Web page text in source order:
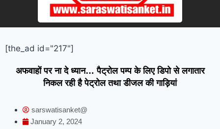
[the_ad id="217"]
अफवाहों पर ना दे ध्यान… पैट्रोल पम्प के लिए डिपो से लगातार
निकल रही है पेट्रोल तथा डीजल की गाड़ियां
sarswatisanket@
January 2, 2024